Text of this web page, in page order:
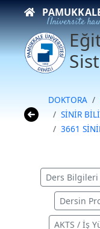
Üniversite
DOKTORA
SİNİR
3661
Ders Bilgileri
Dersin
AKTS / İş